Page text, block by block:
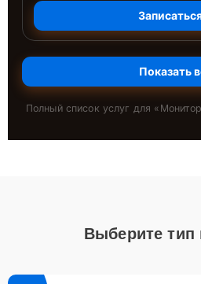
Показать
Полный список услуг для « Монитор
Выберите тип